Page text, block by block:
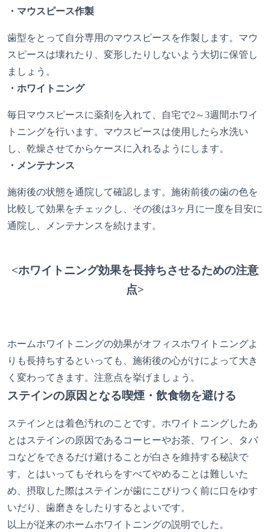
・マウスピース作製
歯型をとって自分専用のマウスピースを作製します。マウ
スピースは壊れたり、変形したりしないよう大切に保管し
ましょう。
・ホワイトニング
毎日マウスピースに薬剤を入れて、自宅で2～3週間ホワイ
トニングを行います。マウスピースは使用したら水洗い
し、乾燥させてからケースに入れるようにします。
・メンテナンス
施術後の状態を通院して確認します。施術前後の歯の色を
比較して効果をチェックし、その後は3ヶ月に一度を目安に
通院し、メンテナンスを続けます。
<ホワイトニング効果を長持ちさせるための注意
点>
ホームホワイトニングの効果がオフィスホワイトニングよ
りも長持ちするといっても、施術後の心がけによって大き
く変わってきます。注意点を挙げましょう。
ステインの原因となる喫煙・飲食物を避ける
ステインとは着色汚れのことです。ホワイトニングしたあ
とはステインの原因であるコーヒーやお茶、ワイン、タバ
コなどをできるだけ避けることが白さを維持する秘訣で
す。とはいってもそれらをすべてやめることは難しいた
め、摂取した際はステインが歯にこびりつく前に口をゆす
いだり、歯磨きをしたりするとよいです。
以上が従来のホームホワイトニングの説明でした。